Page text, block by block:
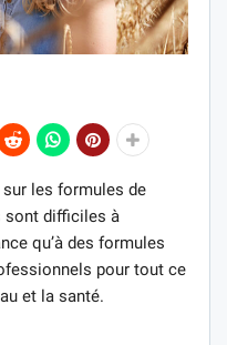
les formules de
sont difficiles à
qu’à des formules
pour tout ce
et la santé.